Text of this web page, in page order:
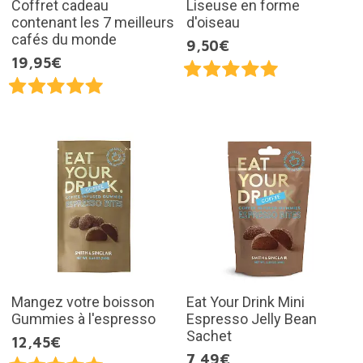
Coffret cadeau
contenant les 7 meilleurs
cafés du monde
19,95€
Liseuse en forme
d'oiseau
9,50€
Mangez votre boisson
Gummies à l'espresso
12,45€
Eat Your Drink Mini
Espresso Jelly Bean
Sachet
7,49€